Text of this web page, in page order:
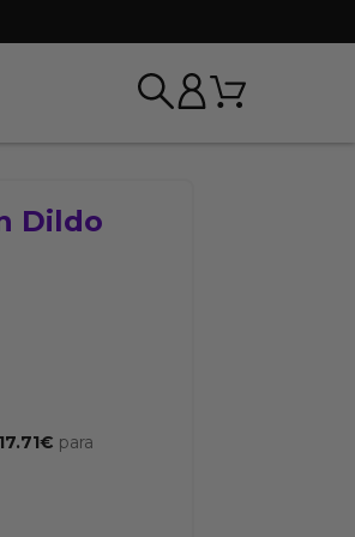
Carrito
Dildo
17.71€ para